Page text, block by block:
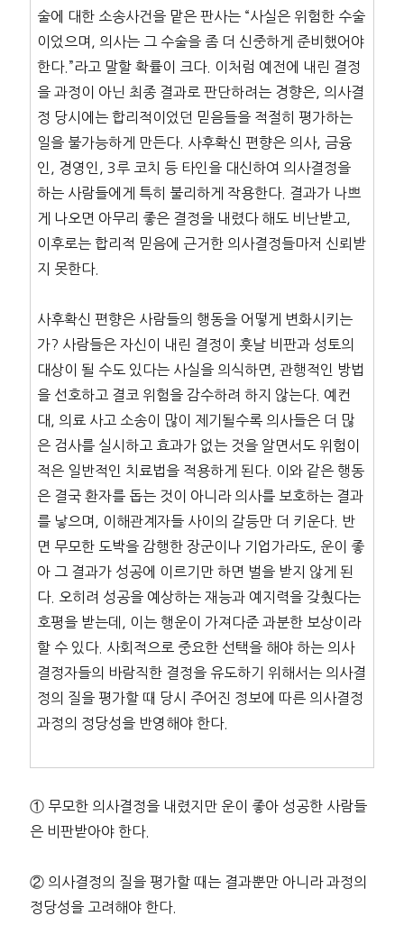
술에 대한 소송사건을 맡은 판사는 “사실은 위험한 수술
이었으며, 의사는 그 수술을 좀 더 신중하게 준비했어야
한다.”라고 말할 확률이 크다. 이처럼 예전에 내린 결정
을 과정이 아닌 최종 결과로 판단하려는 경향은, 의사결
정 당시에는 합리적이었던 믿음들을 적절히 평가하는
일을 불가능하게 만든다. 사후확신 편향은 의사, 금융
인, 경영인, 3루 코치 등 타인을 대신하여 의사결정을
하는 사람들에게 특히 불리하게 작용한다. 결과가 나쁘
게 나오면 아무리 좋은 결정을 내렸다 해도 비난받고,
이후로는 합리적 믿음에 근거한 의사결정들마저 신뢰받
지 못한다.
사후확신 편향은 사람들의 행동을 어떻게 변화시키는
가? 사람들은 자신이 내린 결정이 훗날 비판과 성토의
대상이 될 수도 있다는 사실을 의식하면, 관행적인 방법
을 선호하고 결코 위험을 감수하려 하지 않는다. 예컨
대, 의료 사고 소송이 많이 제기될수록 의사들은 더 많
은 검사를 실시하고 효과가 없는 것을 알면서도 위험이
적은 일반적인 치료법을 적용하게 된다. 이와 같은 행동
은 결국 환자를 돕는 것이 아니라 의사를 보호하는 결과
를 낳으며, 이해관계자들 사이의 갈등만 더 키운다. 반
면 무모한 도박을 감행한 장군이나 기업가라도, 운이 좋
아 그 결과가 성공에 이르기만 하면 벌을 받지 않게 된
다. 오히려 성공을 예상하는 재능과 예지력을 갖췄다는
호평을 받는데, 이는 행운이 가져다준 과분한 보상이라
할 수 있다. 사회적으로 중요한 선택을 해야 하는 의사
결정자들의 바람직한 결정을 유도하기 위해서는 의사결
정의 질을 평가할 때 당시 주어진 정보에 따른 의사결정
과정의 정당성을 반영해야 한다.
① 무모한 의사결정을 내렸지만 운이 좋아 성공한 사람들
은 비판받아야 한다.
② 의사결정의 질을 평가할 때는 결과뿐만 아니라 과정의
정당성을 고려해야 한다.